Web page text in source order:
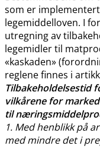
som er
legemiddelloven. I
utregning av
legemidler til
«kaskaden»
reglene finnes i
Tilbakeholdelsestid
vilkårene for
til
1. Med henblikk på
med mindre det i